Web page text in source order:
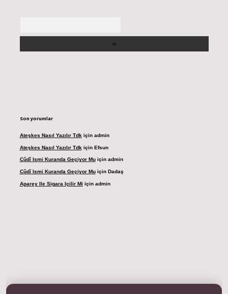
Son yorumlar
Ateşkes Nasıl Yazılır Tdk için admin
Ateşkes Nasıl Yazılır Tdk için Efsun
Cûdî Ismi Kuranda Geçiyor Muiçin admin
Cûdî Ismi Kuranda Geçiyor Muiçin Dadaş
Aparey Ile Sigara Içilir Mi için admin